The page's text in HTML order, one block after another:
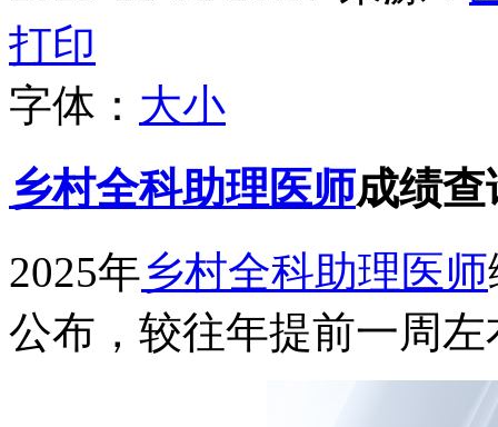
打印
字体： 大小
乡村全科助理医师成绩查
2025年乡村全科助理医师
公布，较往年提前一周左